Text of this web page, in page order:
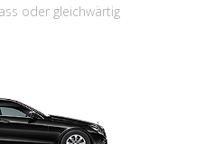
oder gleichwärtig